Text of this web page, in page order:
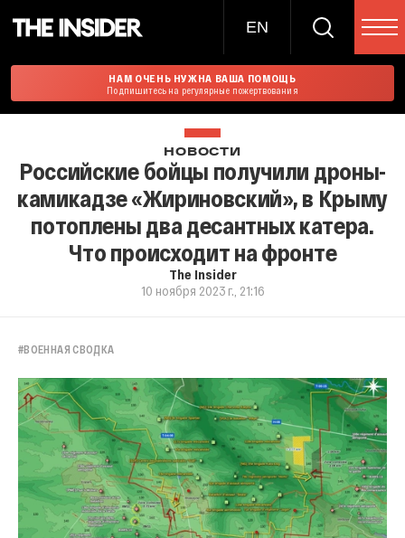
EN
НАМ ОЧЕНЬ НУЖНА ВАША ПОМОЩЬ
Подпишитесь на регулярные пожертвования
НОВОСТИ
Российские бойцы получили дроны-
камикадзе «Жириновский», в Крыму
потоплены два десантных катера.
Что происходит на фронте
The Insider
10 ноября 2023 г., 21:16
#ВОЕННАЯ СВОДКА